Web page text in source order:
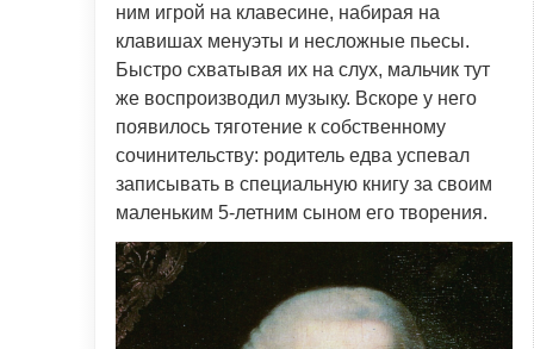
ним игрой на клавесине, набирая на
клавишах менуэты и несложные пьесы.
Быстро схватывая их на слух, мальчик тут
же воспроизводил музыку. Вскоре у него
появилось тяготение к собственному
сочинительству: родитель едва успевал
записывать в специальную книгу за своим
маленьким 5-летним сыном его творения.